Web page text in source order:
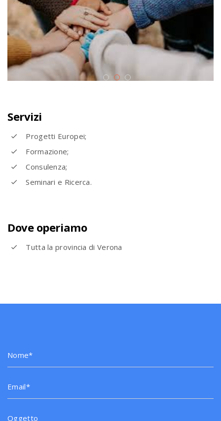
Servizi
Progetti Europei;
Formazione;
Consulenza;
Seminari e Ricerca.
Dove operiamo
Tutta la provincia di Verona